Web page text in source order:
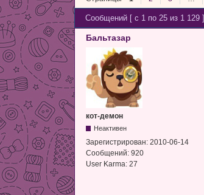
Сообщений [ с 1 по 25 из 1 129 ]
Бальтазар
кот-демон
Неактивен
Зарегистрирован: 2010-06-14
Сообщений: 920
User Karma: 27